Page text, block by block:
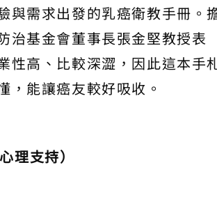
與需求出發的乳癌衛教手冊。
治基金會董事長張金堅教授表
性高、比較深澀，因此這本手
，能讓癌友較好吸收。
理支持）